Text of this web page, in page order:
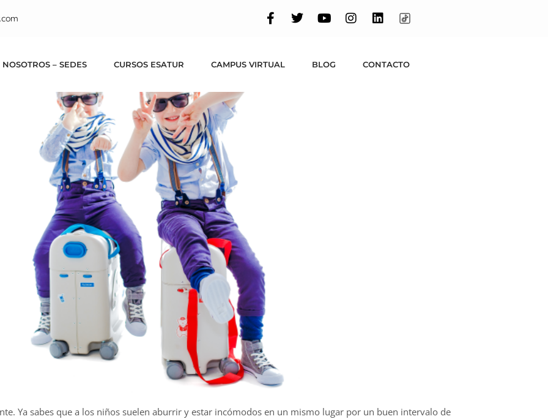
– SEDES CURSOS ESATUR CAMPUS VIRTUAL BLOG CONTACTO
¿Es una cama? ¡Es Bedbox!
Ya sabes que a los niños suelen aburrir y estar incómodos en un mismo lugar por un buen intervalo de